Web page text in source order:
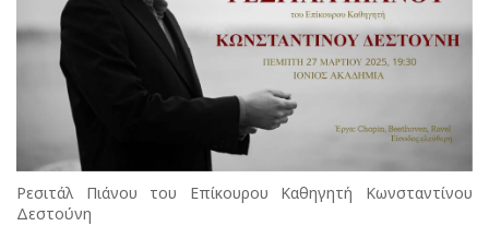
Ρεσιτάλ Πιάνου του Επίκουρου Καθηγητή Κωνσταντίνου
Δεστούνη